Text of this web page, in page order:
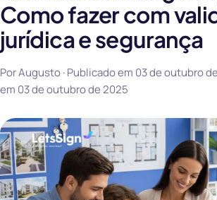
Como fazer com
jurídica e segurança
Por Augusto · Publicado em 03 de outubro
em 03 de outubro de 2025